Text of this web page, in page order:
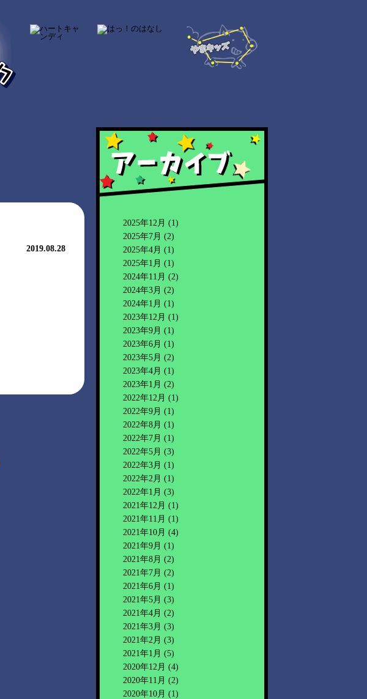
2019.08.28
2025年12月 (1)
2025年7月 (2)
2025年4月 (1)
2025年1月 (1)
2024年11月 (2)
2024年3月 (2)
2024年1月 (1)
2023年12月 (1)
2023年9月 (1)
2023年6月 (1)
2023年5月 (2)
2023年4月 (1)
2023年1月 (2)
2022年12月 (1)
2022年9月 (1)
2022年8月 (1)
2022年7月 (1)
2022年5月 (3)
2022年3月 (1)
2022年2月 (1)
2022年1月 (3)
2021年12月 (1)
2021年11月 (1)
2021年10月 (4)
2021年9月 (1)
2021年8月 (2)
2021年7月 (2)
2021年6月 (1)
2021年5月 (3)
2021年4月 (2)
2021年3月 (3)
2021年2月 (3)
2021年1月 (5)
2020年12月 (4)
2020年11月 (2)
2020年10月 (1)